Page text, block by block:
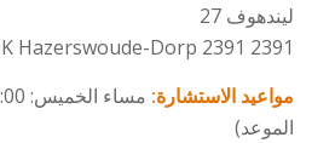
ليندهوف 27
2391 DK Hazerswoude-Dorp 2391
مواعيد الاستشارة:
الموعد)